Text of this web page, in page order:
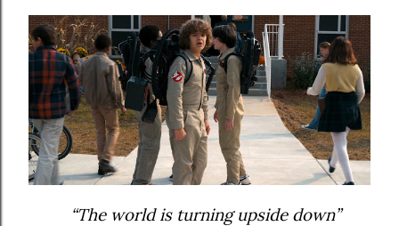
“The world is turning upside down”